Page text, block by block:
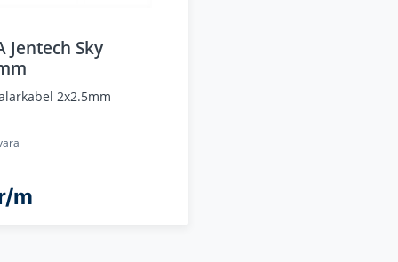
Jentech Sky
2x2.5mm
m